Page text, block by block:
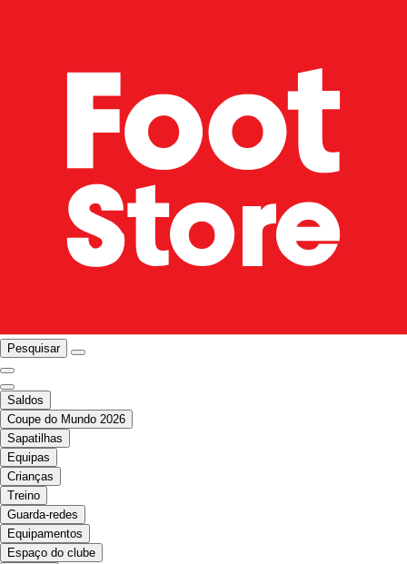
Pesquisar
Saldos
Coupe do Mundo 2026
Sapatilhas
Equipas
Crianças
Treino
Guarda-redes
Equipamentos
Espaço do clube